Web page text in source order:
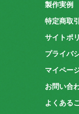
製作実例
特定商取
サイトポ
プライバ
マイペー
お問い合
よくある